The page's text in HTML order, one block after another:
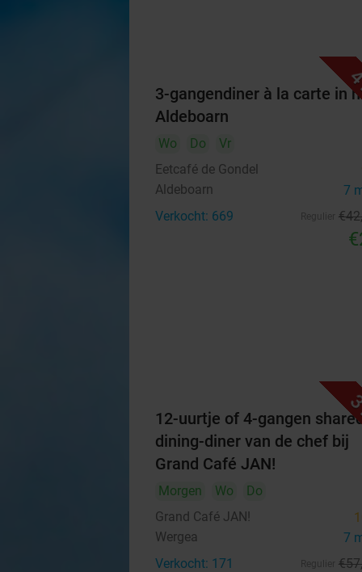
3-gangendiner à la carte in
Aldeboarn
Wo Do
Vr
Eetcafé de Gondel
Aldeboarn 7
Verkocht: 669 €42
12-uurtje of 4-gangen
dining-diner van de chef bij
Grand Café JAN!
Morgen Wo
Do
Grand Café JAN!
Wergea 7
Verkocht: 171 €57